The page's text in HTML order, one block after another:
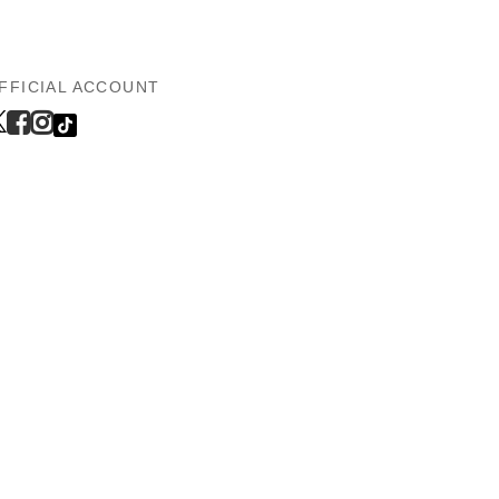
ACCOUNT